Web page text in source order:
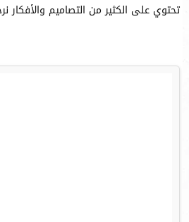
تحتوي على الكثير من التصاميم والأفكار